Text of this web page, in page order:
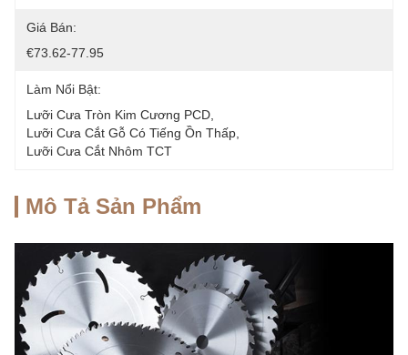
Giá Bán:
€73.62-77.95
Làm Nổi Bật:
Lưỡi Cưa Tròn Kim Cương PCD
Lưỡi Cưa Cắt Gỗ Có Tiếng Ồn Thấp
Lưỡi Cưa Cắt Nhôm TCT
Mô Tả Sản Phẩm